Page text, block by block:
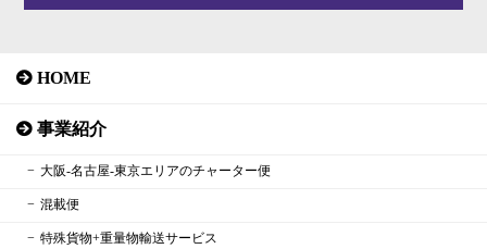
HOME
事業紹介
大阪‐名古屋‐東京エリアのチャーター便
混載便
特殊貨物+重量物輸送サービス